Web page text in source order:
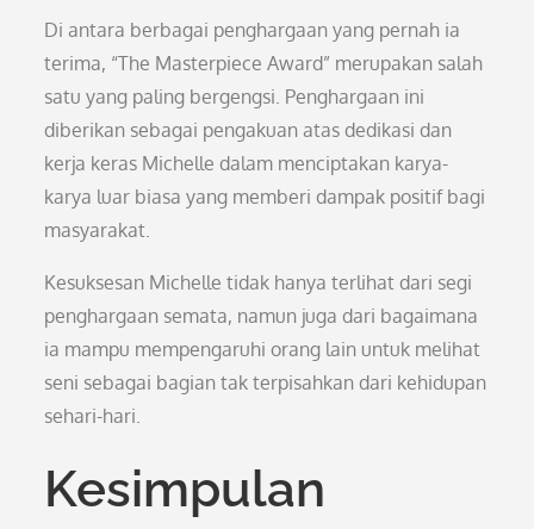
Di antara berbagai penghargaan yang pernah ia
terima, “The Masterpiece Award” merupakan salah
satu yang paling bergengsi. Penghargaan ini
diberikan sebagai pengakuan atas dedikasi dan
kerja keras Michelle dalam menciptakan karya-
karya luar biasa yang memberi dampak positif bagi
masyarakat.
Kesuksesan Michelle tidak hanya terlihat dari segi
penghargaan semata, namun juga dari bagaimana
ia mampu mempengaruhi orang lain untuk melihat
seni sebagai bagian tak terpisahkan dari kehidupan
sehari-hari.
Kesimpulan